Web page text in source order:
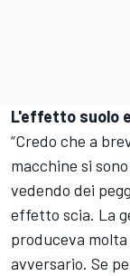
L'effetto suolo
“Credo che a
macchine si
vedendo dei
effetto scia. La
produceva
avversario. Se